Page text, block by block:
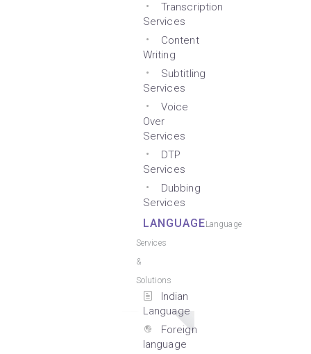
Transcription
Services
Content
Writing
Subtitling
Services
Voice
Over
Services
DTP
Services
Dubbing
Services
LANGUAGELanguage
Services
&
Solutions
Indian
Language
Foreign
language